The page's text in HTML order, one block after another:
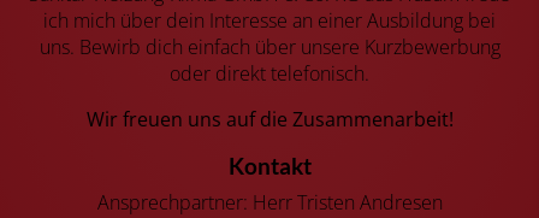
ich mich über dein Interesse an einer Ausbildung bei
uns. Bewirb dich einfach über unsere Kurzbewerbung
oder direkt telefonisch.
Wir freuen uns auf die Zusammenarbeit!
Kontakt
Ansprechpartner: Herr Tristen Andresen